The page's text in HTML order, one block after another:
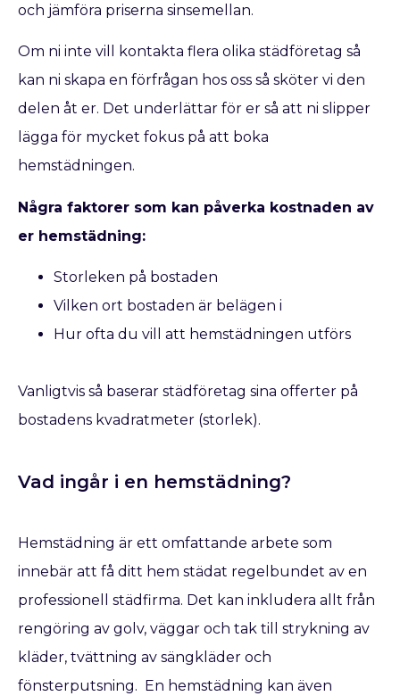
och jämföra priserna sinsemellan.
Om ni inte vill kontakta flera olika städföretag så
kan ni skapa en förfrågan hos oss så sköter vi den
delen åt er. Det underlättar för er så att ni slipper
lägga för mycket fokus på att boka
hemstädningen.
Några faktorer som kan påverka kostnaden av
er hemstädning:
Storleken på bostaden
Vilken ort bostaden är belägen i
Hur ofta du vill att hemstädningen utförs
Vanligtvis så baserar städföretag sina offerter på
bostadens kvadratmeter (storlek).
Vad ingår i en hemstädning?
Hemstädning är ett omfattande arbete som
innebär att få ditt hem städat regelbundet av en
professionell städfirma. Det kan inkludera allt från
rengöring av golv, väggar och tak till strykning av
kläder, tvättning av sängkläder och
fönsterputsning. En hemstädning kan även